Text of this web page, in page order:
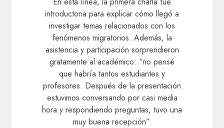
introductoria para explicar cómo llegó a
investigar temas relacionados con los
fenómenos migratorios. Además, la
asistencia y participación sorprendieron
gratamente al académico: “no pensé
que habría tantos estudiantes y
profesores. Después de la presentación
estuvimos conversando por casi media
hora y respondiendo preguntas, tuvo una
muy buena recepción”.